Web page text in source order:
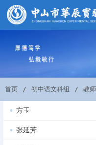
首页 初中语文科组 教
方玉
张延芳